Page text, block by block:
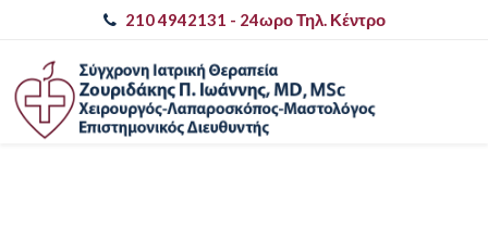
210 4942131 - 24ωρο Τηλ. Κέντρο